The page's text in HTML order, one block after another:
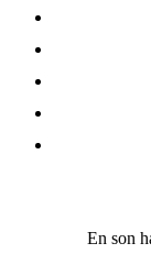
En son